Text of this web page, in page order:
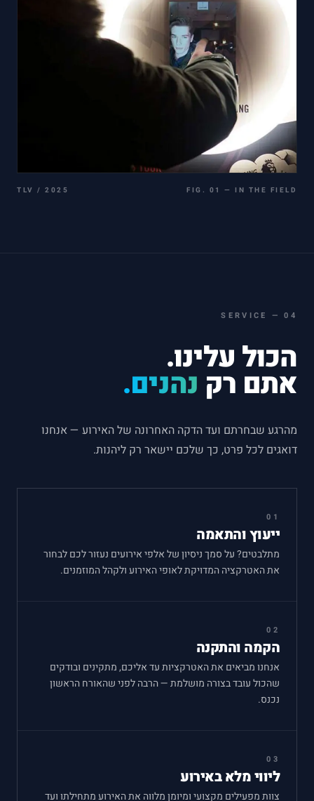
FIG. 01 — IN THE FIELD
TLV / 2025
04
—
SERVICE
הכול עלינו.
אתם רק נהנים.
מהרגע שבחרתם ועד הדקה האחרונה של האירוע — אנחנו
דואגים לכל פרט, כך שלכם יישאר רק ליהנות.
01
ייעוץ והתאמה
מתלבטים? על סמך ניסיון של אלפי אירועים נעזור לכם לבחור
את האטרקציה המדויקת לאופי האירוע ולקהל המוזמנים.
02
הקמה והתקנה
אנחנו מביאים את האטרקציות עד אליכם, מתקינים ובודקים
שהכול עובד בצורה מושלמת — הרבה לפני שהאורח הראשון
נכנס.
03
ליווי מלא באירוע
צוות מפעילים מקצועי ומיומן מלווה את האירוע מתחילתו ועד